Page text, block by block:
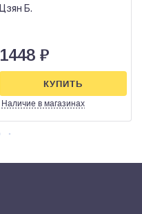
Цзян Б.
1448 ₽
Наличие в магазинах
КУПИТЬ